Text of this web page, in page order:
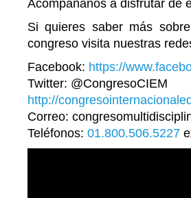
Acompáñanos a disfrutar de
Si quieres saber más
congreso visita nuestras
Facebook: https://
Twitter: @CongresoCIEM
http://
Correo:
Teléfonos: 01.800.506.5227